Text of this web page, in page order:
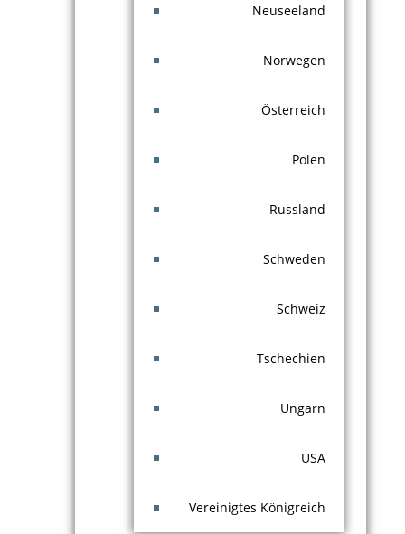
Neuseeland
Norwegen
Österreich
Polen
Russland
Schweden
Schweiz
Tschechien
Ungarn
USA
Vereinigtes Königreich